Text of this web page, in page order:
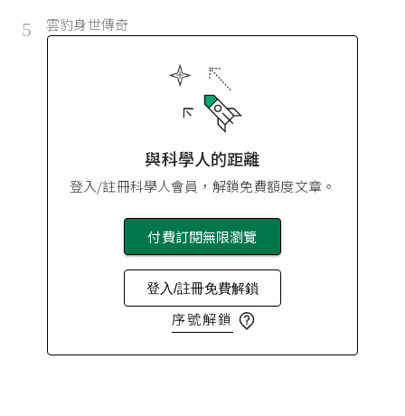
5 雲豹身世傳奇
與科學人的距離
登入/註冊科學人會員，解鎖免費額度文章。
付費訂閱無限瀏覽
登入/註冊免費解鎖
序號解鎖